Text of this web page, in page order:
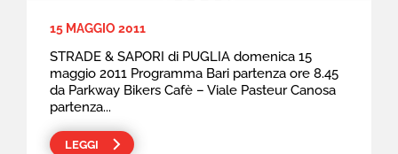
15 MAGGIO 2011
STRADE & SAPORI di PUGLIA domenica 15
maggio 2011 Programma Bari partenza ore 8.45
da Parkway Bikers Cafè – Viale Pasteur Canosa
partenza...
LEGGI